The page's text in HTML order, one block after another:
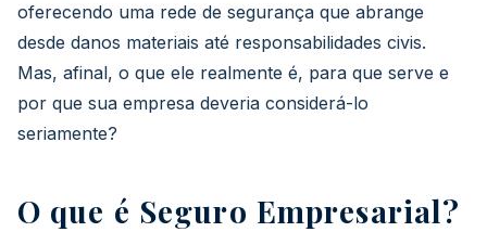
oferecendo uma rede de segurança que abrange
desde danos materiais até responsabilidades civis.
Mas, afinal, o que ele realmente é, para que serve e
por que sua empresa deveria considerá-lo
seriamente?
O que é Seguro Empresarial?